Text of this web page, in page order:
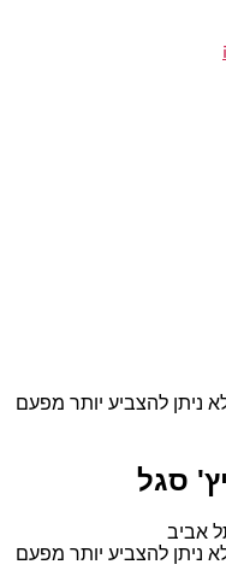
ניתן להצביע יותר מפעם
סגל
אביב
ניתן להצביע יותר מפעם